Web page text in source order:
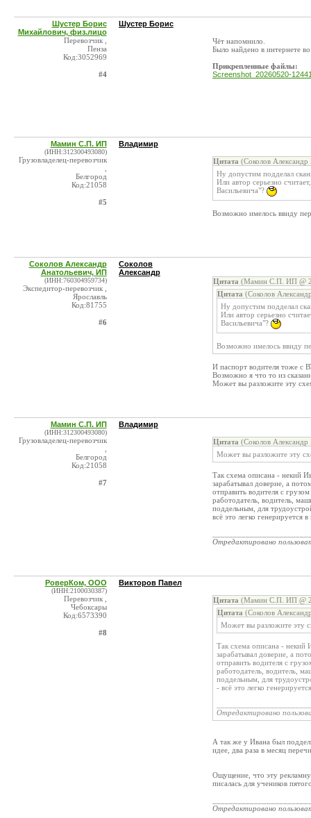
Шустер Борис
Михайлович, физ.лицо
Перевозчик ,
Пенза
Код:3052969
#4
Шустер Борис
Чёт напомнило.
Было найдено в интернете
Прикрепленные файлы:
Screenshot_20260520-
Мамин С.П. ИП
(ИНН:312300493080)
Грузовладелец-перевозчик
Белгород
Код:21058
#5
Владимир
Цитата (Соколов
Ну допустим подделал
Или автор серьезно
Васильевича"?
Возможно имелось ввиду
Соколов Александр
Анатольевич, ИП
(ИНН:760304959734)
Экспедитор-перевозчик ,
Ярославль
Код:81755
#6
Соколов
Александр
Цитата (Мамин С.П. ИП @
Цитата (Соколов
Ну допустим подделал
Или автор серьезно
Васильевича"?
Возможно имелось ввиду
И паспорт водителя тоже с
Возможно я что то из
Может вы разложите эту
Мамин С.П. ИП
(ИНН:312300493080)
Грузовладелец-перевозчик
Белгород
Код:21058
#7
Владимир
Цитата (Соколов
Может вы разложите эту
Так схема описана - некий
зарабатывал доверие, а
отправить водителя с
работодатель, водитель,
поддельным, для
всё это легко
Отредактировано
РоверКом, ООО
(ИНН:2100030387)
Перевозчик ,
Чебоксары
Код:6573390
#8
Викторов Павел
Цитата (Мамин С.П. ИП @
Цитата (Соколов
Может вы разложите эту
Так схема описана - некий
зарабатывал доверие, а
отправить водителя с
работодатель, водитель,
поддельным, для
- всё это легко
Отредактировано
А так же у Ивана был
идее, два раза в месяц
Ощущение, что эту
писалась для учеников
Отредактировано